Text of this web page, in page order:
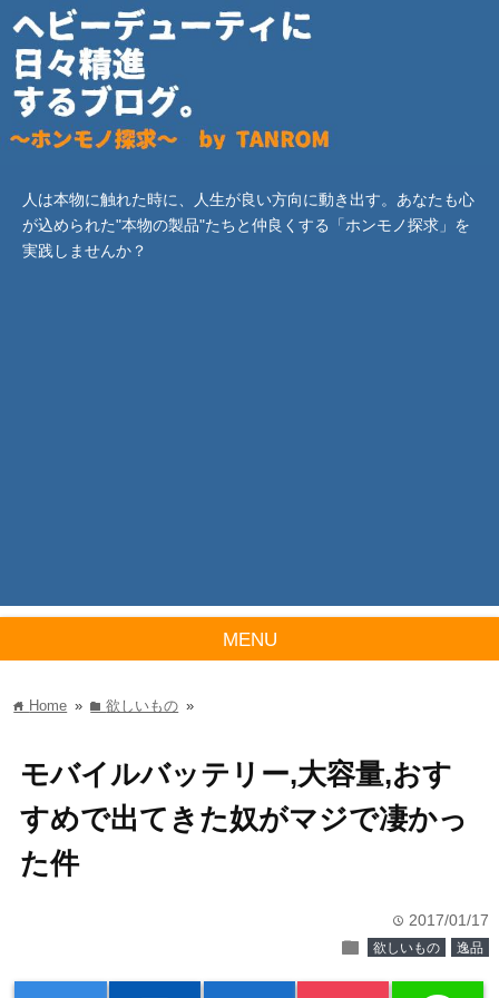
人は本物に触れた時に、人生が良い方向に動き出す。あなたも心
が込められた"本物の製品"たちと仲良くする「ホンモノ探求」を
実践しませんか？
MENU
home Home » folder欲しいもの »
モバイルバッテリー,大容量,おす
すめで出てきた奴がマジで凄かっ
た件
time 2017/01/17
folder 欲しいもの 逸品